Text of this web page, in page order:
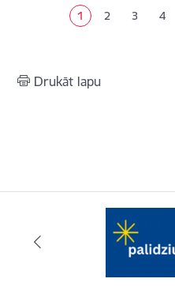
Pašreizējā lapa
1 Lapa
2 Lapa
3 Lapa
4
Drukāt lapu